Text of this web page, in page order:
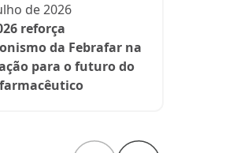
de 2026
reforça
da Febrafar na
para o futuro do